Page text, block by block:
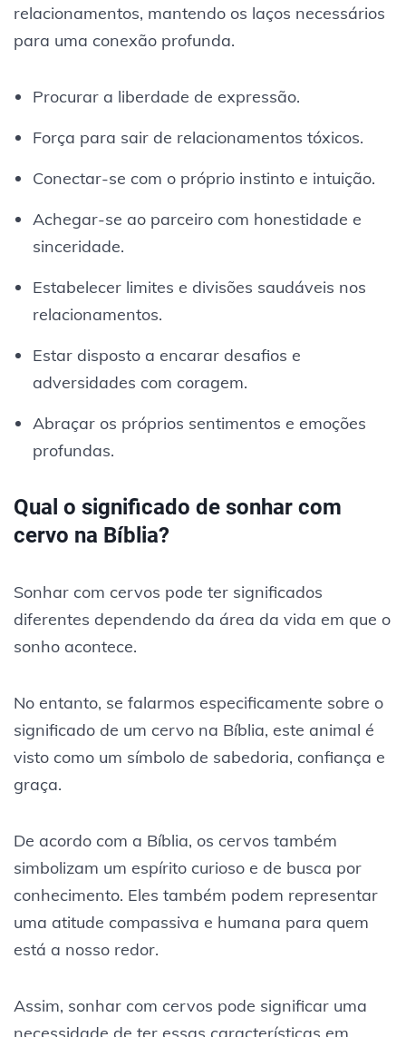
relacionamentos, mantendo os laços necessários
para uma conexão profunda.
Procurar a liberdade de expressão.
Força para sair de relacionamentos tóxicos.
Conectar-se com o próprio instinto e intuição.
Achegar-se ao parceiro com honestidade e
sinceridade.
Estabelecer limites e divisões saudáveis nos
relacionamentos.
Estar disposto a encarar desafios e
adversidades com coragem.
Abraçar os próprios sentimentos e emoções
profundas.
Qual o significado de sonhar com
cervo na Bíblia?
Sonhar com cervos pode ter significados
diferentes dependendo da área da vida em que o
sonho acontece.
No entanto, se falarmos especificamente sobre o
significado de um cervo na Bíblia, este animal é
visto como um símbolo de sabedoria, confiança e
graça.
De acordo com a Bíblia, os cervos também
simbolizam um espírito curioso e de busca por
conhecimento. Eles também podem representar
uma atitude compassiva e humana para quem
está a nosso redor.
Assim, sonhar com cervos pode significar uma
necessidade de ter essas características em